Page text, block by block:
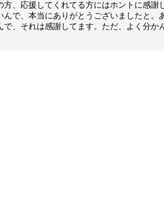
、応援してくれてる方にはホントに感
で、本当にありがとうございましたと
、それは感謝してます。ただ、よく分